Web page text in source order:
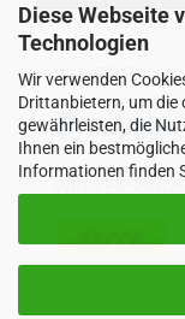
Diese Webseite
Technologien
Wir verwenden
Drittanbietern, um die
gewährleisten, die
Ihnen ein
Informationen finden
SICHER